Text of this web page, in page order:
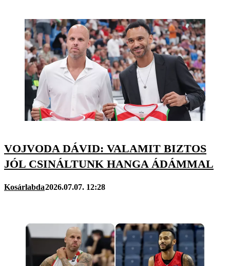
VOJVODA DÁVID: VALAMIT BIZTOS
JÓL CSINÁLTUNK HANGA ÁDÁMMAL
Kosárlabda2026.07.07. 12:28